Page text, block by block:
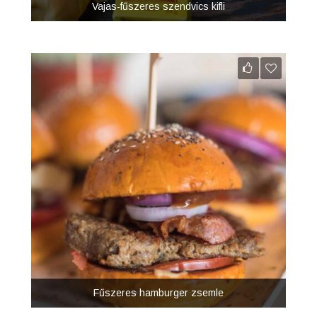
Vajas-fűszeres szendvics kifli
Fűszeres hamburger zsemle